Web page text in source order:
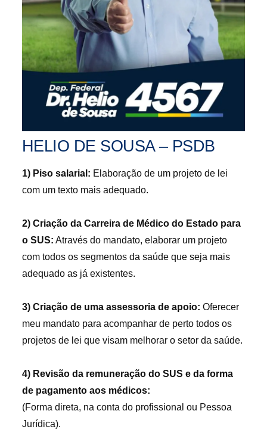
HELIO DE SOUSA – PSDB
1) Piso salarial: Elaboração de um projeto de lei
com um texto mais adequado.
2) Criação da Carreira de Médico do Estado para
o SUS: Através do mandato, elaborar um projeto
com todos os segmentos da saúde que seja mais
adequado as já existentes.
3) Criação de uma assessoria de apoio: Oferecer
meu mandato para acompanhar de perto todos os
projetos de lei que visam melhorar o setor da saúde.
4) Revisão da remuneração do SUS e da forma
de pagamento aos médicos:
(Forma direta, na conta do profissional ou Pessoa
Jurídica).